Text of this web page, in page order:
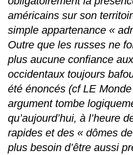
américains sur son
simple appartenance «
Outre que les russes ne
plus aucune confiance
occidentaux toujours
été énoncés (cf LE
argument tombe
qu’aujourd’hui, à l’heure
rapides et des « dômes
plus besoin d’être aussi